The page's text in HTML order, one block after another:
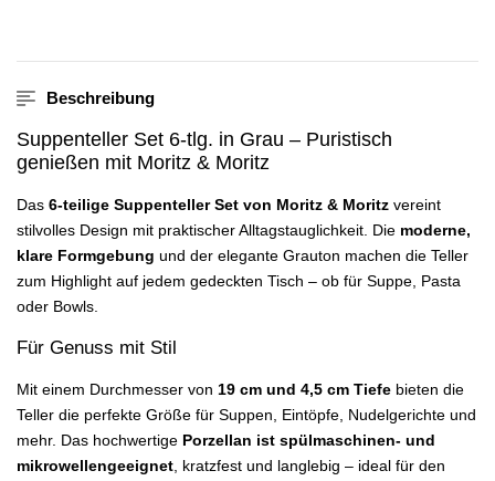
Beschreibung
Suppenteller Set 6-tlg. in Grau – Puristisch
genießen mit Moritz & Moritz
Das 6-teilige Suppenteller Set von Moritz & Moritz vereint
stilvolles Design mit praktischer Alltagstauglichkeit. Die moderne,
klare Formgebung und der elegante Grauton machen die Teller
zum Highlight auf jedem gedeckten Tisch – ob für Suppe, Pasta
oder Bowls.
Für Genuss mit Stil
Mit einem Durchmesser von 19 cm und 4,5 cm Tiefe bieten die
Teller die perfekte Größe für Suppen, Eintöpfe, Nudelgerichte und
mehr. Das hochwertige Porzellan ist spülmaschinen- und
mikrowellengeeignet , kratzfest und langlebig – ideal für den